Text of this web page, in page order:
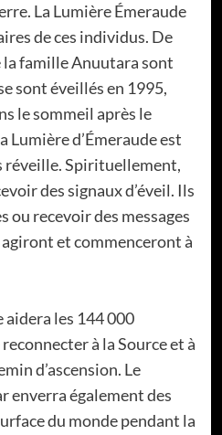
La Lumière Émeraude
de ces individus. De
famille Anuutara sont
sont éveillés en 1995,
le sommeil après le
Lumière d’Émeraude est
réveille. Spirituellement,
des signaux d’éveil. Ils
ou recevoir des messages
et commenceront à
aidera les 144 000
à la Source et à
d’ascension. Le
enverra également des
du monde pendant la